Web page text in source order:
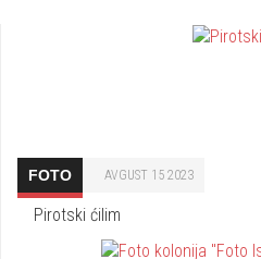
FOTO AVGUST 15 2023
Pirotski ćilim